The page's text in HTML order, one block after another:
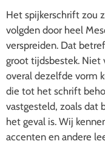
Het spijkerschrift zou
volgden door heel
verspreiden. Dat
groot tijdsbestek.
overal dezelfde vorm
die tot het schrift
vastgesteld, zoals dat
het geval is. Wij
accenten en andere